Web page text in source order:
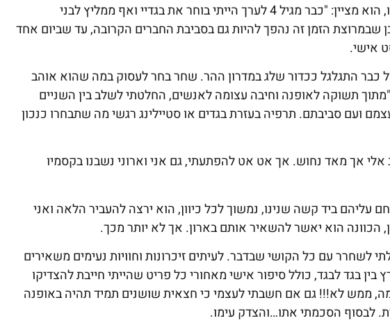
שחר הגורו של הסטיילינג מאז שמכיר את עצמו, הוא מציין: "כבר מגיל 4 לערך הייתי בוחר את בגדיי ואף ממליץ לבני
הזמן זה נהפך להיות גם בסביבת החברים הקרובה, עד שביום אחד
אישי.
התגלגל ככדור שלג במדרון ההר. שחר בחר לעסוק במה שהוא אוהב
תשוקה לאופנה וחיבה עצומה לאנשים, החלטתי לשלב בין השניים
ועם סביבתם. תרפיה בעזרת בגדים או סטיילינג רגשי מה שתבחרו כנכון
אך מאד נחוש. אך אט אט להפתעתי, גם אני וארוני נשבנו בקסמיו
היה לעד 5 פריטים שנלחם עליהם ביד קשה שנינו, נמשוך לכל כיוון, הוא ירצה להעביר הלאה ואני
הוא יאשר להשאיר אותם בארון. אך לא יותר מכך.
לשחרר עם כל הקושי שבדבר. לעיתים זיכרונות וחוויות נעימים משאירים
בגד לבגד, כולל סיפור אישי מאחורי כל פריט שהייתי חייבת להצדיקו
ומה, ממש לא!!! גם אם חשבתי לעצמי כי חצאית שושנים תמיד תהיה באופנה
לבסוף הסכמתי אתו…והצדק עימו.